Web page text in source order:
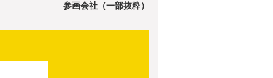
参画会社（一部抜粋）